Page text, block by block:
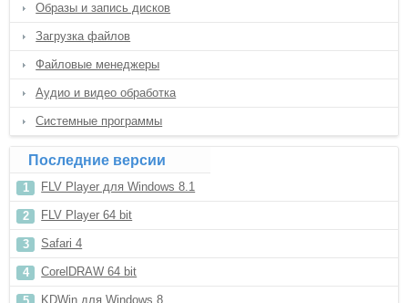
Образы и запись дисков
Загрузка файлов
Файловые менеджеры
Аудио и видео обработка
Системные программы
Последние версии
FLV Player для Windows 8.1
FLV Player 64 bit
Safari 4
CorelDRAW 64 bit
KDWin для Windows 8